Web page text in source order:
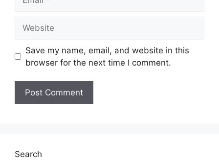
Save my name, email, and website in this
browser for the next time I comment.
Search